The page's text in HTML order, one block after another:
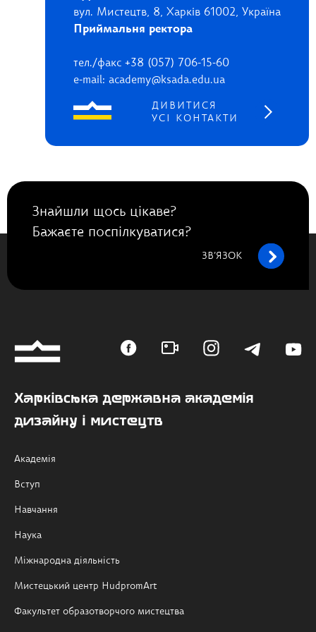
вул. Мистецтв, 8, Харків 61002, Україна
Приймальня ректора
тел./факс +38 (057) 706-15-60
e-mail: academy@ksada.edu.ua
ДИВИТИСЯ
УСІ КОНТАКТИ
Знайшли щось цікаве?
Бажаєте поспілкуватися?
ЗВ’ЯЗОК
Харківська державна академія
дизайну і мистецтв
Академія
Вступ
Навчання
Наука
Міжнародна діяльність
Мистецький центр HudpromArt
Факультет образотворчого мистецтва